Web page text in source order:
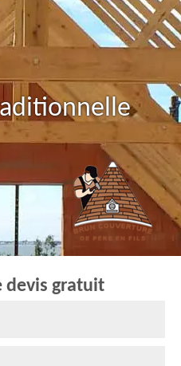
devis gratuit